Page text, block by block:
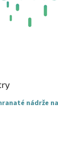
nádrže